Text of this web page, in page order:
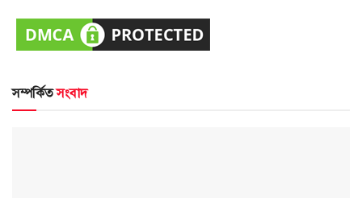
সম্পর্কিতসংবাদ